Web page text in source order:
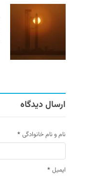
ارسال دیدگاه
نام و نام خانوادگی *
ایمیل *